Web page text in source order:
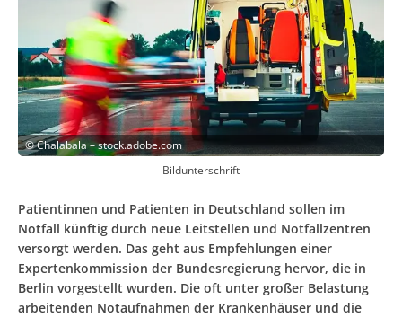
©Chalabala – stock.adobe.com
Bildunterschrift
Patientinnen und Patienten in Deutschland sollen im
Notfall künftig durch neue Leitstellen und Notfallzentren
versorgt werden. Das geht aus Empfehlungen einer
Expertenkommission der Bundesregierung hervor, die in
Berlin vorgestellt wurden. Die oft unter großer Belastung
arbeitenden Notaufnahmen der Krankenhäuser und die